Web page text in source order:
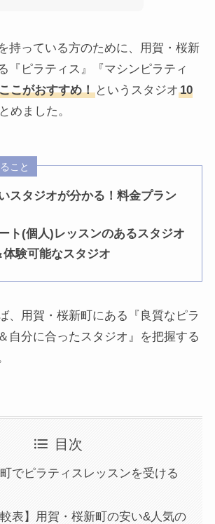
持っている方のために、用賀・桜新
『ピラティス』『マシンピラティ
こがおすすめ！というスタジオ 10
めました。
こと
スタジオが分かる！料金プラン
ト(個人)レッスンのあるスタジオ
体験可能なスタジオ
、用賀・桜新町にある『良質なピラ
自分に合ったスタジオ』を把握する
目次
でピラティスレッスンを受ける
較表】用賀・桜新町の安い&人気の